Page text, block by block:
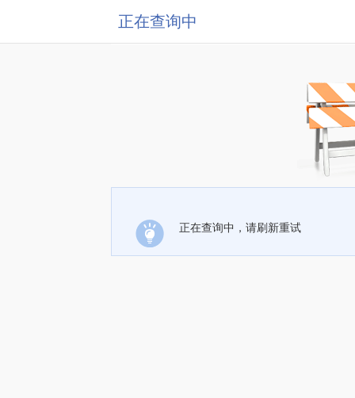
正在查询中
正在查询中，请刷新重试